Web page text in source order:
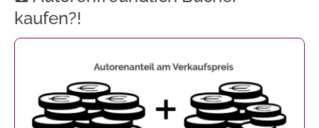
kaufen?!